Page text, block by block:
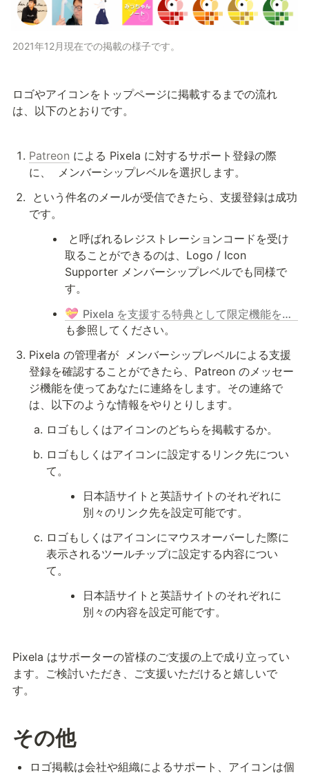
2021年12月現在での掲載の様子です。
ロゴやアイコンをトップページに掲載するまでの流れ
は、以下のとおりです。
Patreon による Pixela に対するサポート登録の際
に、
メンバーシップレベルを選択します。
です。
取ることができるのは、Logo / Icon
Supporter メンバーシップレベルでも同様で
す。
💝
Pixela を支援する特典として限定機能を利用可能にする - Pixela サポータープログラム
も参照してください。
Pixela の管理者が
メンバーシップレベルによる支援
登録を確認することができたら、Patreon のメッセー
ジ機能を使ってあなたに連絡をします。その連絡で
は、以下のような情報をやりとりします。
ロゴもしくはアイコンのどちらを掲載するか。
ロゴもしくはアイコンに設定するリンク先につい
て。
日本語サイトと英語サイトのそれぞれに
別々のリンク先を設定可能です。
ロゴもしくはアイコンにマウスオーバーした際に
表示されるツールチップに設定する内容につい
て。
日本語サイトと英語サイトのそれぞれに
別々の内容を設定可能です。
Pixela はサポーターの皆様のご支援の上で成り立ってい
ます。ご検討いただき、ご支援いただけると嬉しいで
す。
その他
ロゴ掲載は会社や組織によるサポート、アイコンは個